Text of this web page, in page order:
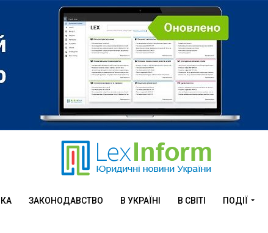
ЗАКОНОДАВСТВО В УКРАЇНІ В СВІТІ ПОДІЇ